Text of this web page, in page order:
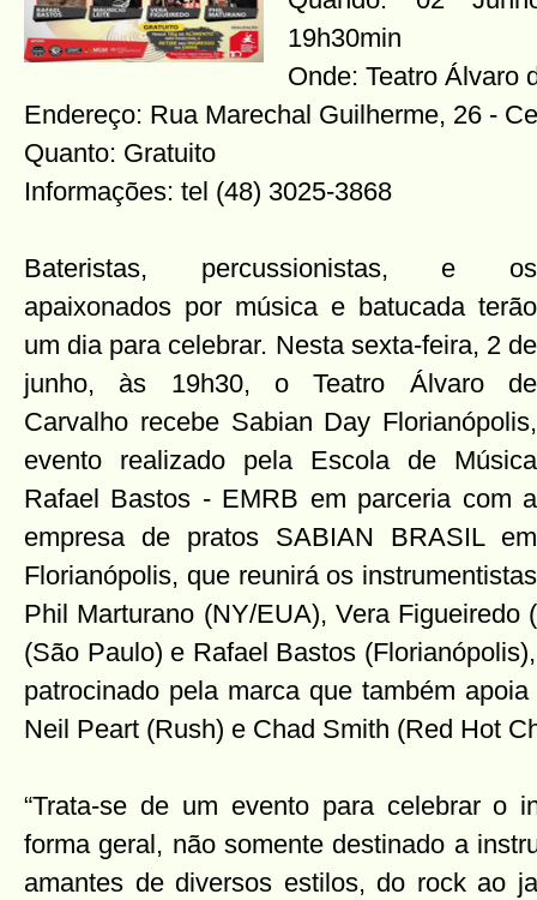
19h30min
Onde: Teatro Álvaro
Endereço: Rua Marechal Guilherme, 26 -
Quanto: Gratuito
Informações: tel (48) 3025-3868
Bateristas, percussionistas, e os
apaixonados por música e batucada terão
um dia para celebrar. Nesta sexta-feira, 2 de
junho, às 19h30, o Teatro Álvaro de
Carvalho recebe Sabian Day Florianópolis,
evento realizado pela Escola de Música
Rafael Bastos - EMRB em parceria com a
empresa de pratos SABIAN BRASIL em
Florianópolis, que reunirá os instrumentistas
Phil Marturano (NY/EUA), Vera Figueiredo
(São Paulo) e Rafael Bastos
patrocinado pela marca que também
Neil Peart (Rush) e Chad Smith (Red Hot
“Trata-se de um evento para celebrar o
forma geral, não somente destinado a
amantes de diversos estilos, do rock ao